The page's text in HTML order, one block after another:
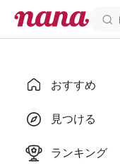
おすすめ
見つける
ランキング